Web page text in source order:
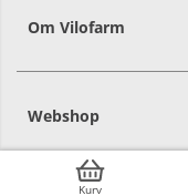
Kurv
Om Vilofarm
Webshop